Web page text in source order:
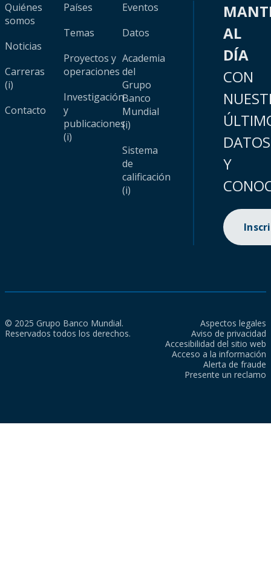
Quiénes
somos
Noticias
Carreras
(i)
Contacto
Países
Temas
Proyectos y
operaciones
Investigación
y
publicaciones
(i)
Eventos
Datos
Academia
del
Grupo
Banco
Mundial
(i)
Sistema
de
calificación
(i)
AL
DÍA
CON
DATOS
Y
© 2025 Grupo Banco Mundial.
Reservados todos los derechos.
Aspectos legales
Aviso de privacidad
Accesibilidad del sitio web
Acceso a la información
Alerta de fraude
Presente un reclamo